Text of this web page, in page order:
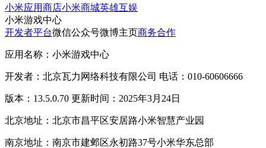
小米应用商店小米商城英雄互娱
小米游戏中心
开发者平台微信公众号微博主页商务合作
应用名称：小米游戏中心
开发者：北京瓦力网络科技有限公司 电话：010-60606666
版本：13.5.0.70 更新时间：2025年3月24日
北京地址：北京市昌平区安居路小米智慧产业园
南京地址：南京市建邺区永初路37号小米华东总部